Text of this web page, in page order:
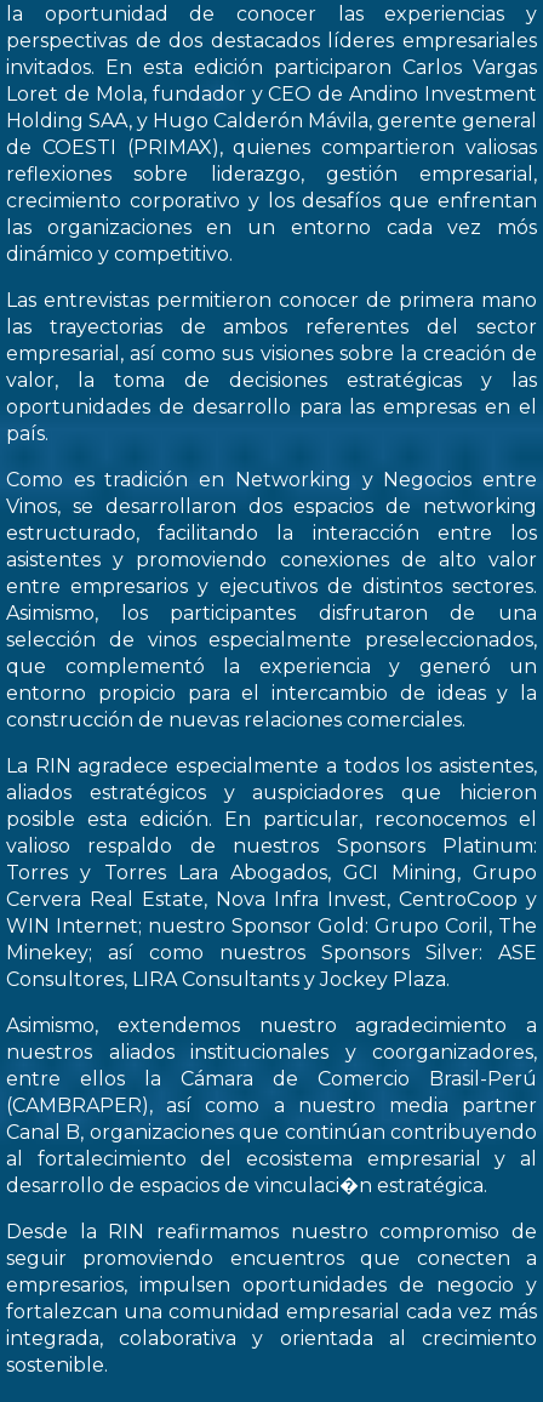
la oportunidad de conocer las experiencias y
perspectivas de dos destacados líderes empresariales
invitados. En esta edición participaron Carlos Vargas
Loret de Mola, fundador y CEO de Andino Investment
Holding SAA, y Hugo Calderón Mávila, gerente general
de COESTI (PRIMAX), quienes compartieron valiosas
reflexiones sobre liderazgo, gestión empresarial,
crecimiento corporativo y los desafíos que enfrentan
las organizaciones en un entorno cada vez mós
dinámico y competitivo.
Las entrevistas permitieron conocer de primera mano
las trayectorias de ambos referentes del sector
empresarial, así como sus visiones sobre la creación de
valor, la toma de decisiones estratégicas y las
oportunidades de desarrollo para las empresas en el
país.
Como es tradición en Networking y Negocios entre
Vinos, se desarrollaron dos espacios de networking
estructurado, facilitando la interacción entre los
asistentes y promoviendo conexiones de alto valor
entre empresarios y ejecutivos de distintos sectores.
Asimismo, los participantes disfrutaron de una
selección de vinos especialmente preseleccionados,
que complementó la experiencia y generó un
entorno propicio para el intercambio de ideas y la
construcción de nuevas relaciones comerciales.
La RIN agradece especialmente a todos los asistentes,
aliados estratégicos y auspiciadores que hicieron
posible esta edición. En particular, reconocemos el
valioso respaldo de nuestros Sponsors Platinum:
Torres y Torres Lara Abogados, GCI Mining, Grupo
Cervera Real Estate, Nova Infra Invest, CentroCoop y
WIN Internet; nuestro Sponsor Gold: Grupo Coril, The
Minekey; así como nuestros Sponsors Silver: ASE
Consultores, LIRA Consultants y Jockey Plaza.
Asimismo, extendemos nuestro agradecimiento a
nuestros aliados institucionales y coorganizadores,
entre ellos la Cámara de Comercio Brasil-Perú
(CAMBRAPER), así como a nuestro media partner
Canal B, organizaciones que continúan contribuyendo
al fortalecimiento del ecosistema empresarial y al
desarrollo de espacios de vinculaci�n estratégica.
Desde la RIN reafirmamos nuestro compromiso de
seguir promoviendo encuentros que conecten a
empresarios, impulsen oportunidades de negocio y
fortalezcan una comunidad empresarial cada vez más
integrada, colaborativa y orientada al crecimiento
sostenible.